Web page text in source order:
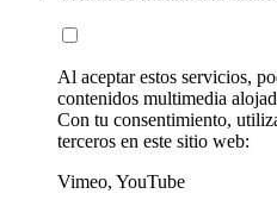
Al aceptar estos servicios,
contenidos multimedia
Con tu consentimiento,
terceros en este sitio web:
Vimeo, YouTube